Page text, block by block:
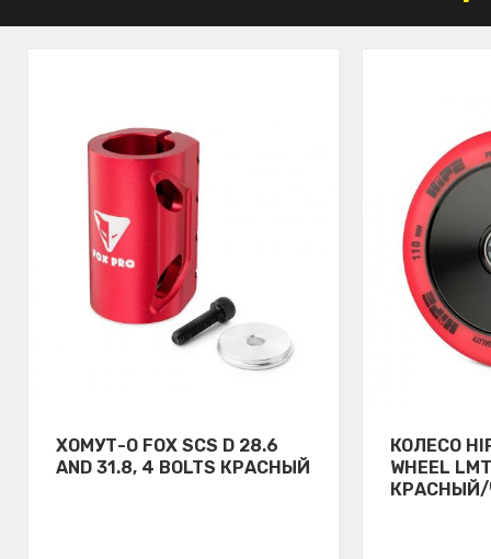
ХОМУТ-О FOX SCS D 28.6
AND 31.8, 4 BOLTS КРАСНЫЙ
КОЛЕСО
WHEEL